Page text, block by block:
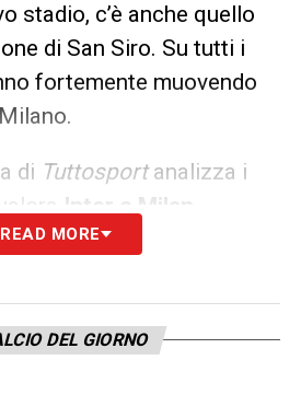
stadio, c’è anche quello
di San Siro. Su tutti i
fortemente muovendo
di Tuttosportanalizza i
Inter e Milan
del Meazza
in due (contro il
San Donato e una cifra
READ MORE
DEL GIORNO